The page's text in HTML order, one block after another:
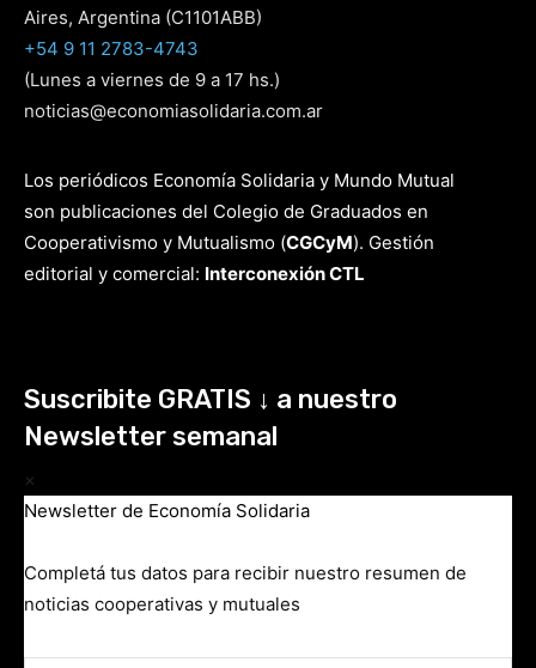
Aires, Argentina (C1101ABB)
+54 9 11 2783-4743
(Lunes a viernes de 9 a 17 hs.)
noticias@economiasolidaria.com.ar
Los periódicos Economía Solidaria y Mundo Mutual
son publicaciones del Colegio de Graduados en
Cooperativismo y Mutualismo (CGCyM). Gestión
editorial y comercial: Interconexión CTL
Suscribite GRATIS ↓ a nuestro
Newsletter semanal
×
Newsletter de Economía Solidaria
Completá tus datos para recibir nuestro resumen de
noticias cooperativas y mutuales